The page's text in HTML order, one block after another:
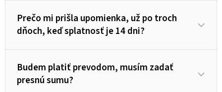
Prečo mi prišla upomienka, už po troch
dňoch, keď splatnosť je 14 dni?
Budem platiť prevodom, musím zadať
presnú sumu?